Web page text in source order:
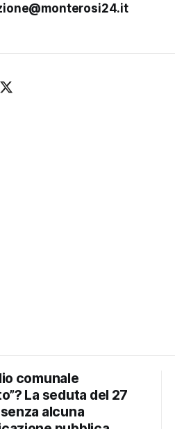
comunale
La seduta del 27
alcuna